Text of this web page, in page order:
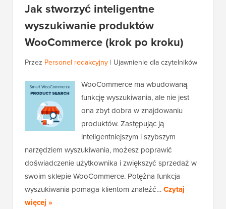
Jak stworzyć inteligentne
wyszukiwanie produktów
WooCommerce (krok po kroku)
Przez Personel redakcyjny | Ujawnienie dla czytelników
WooCommerce ma wbudowaną
funkcję wyszukiwania, ale nie jest
ona zbyt dobra w znajdowaniu
produktów. Zastępując ją
inteligentniejszym i szybszym
narzędziem wyszukiwania, możesz poprawić
doświadczenie użytkownika i zwiększyć sprzedaż w
swoim sklepie WooCommerce. Potężna funkcja
wyszukiwania pomaga klientom znaleźć…Czytaj
więcej »